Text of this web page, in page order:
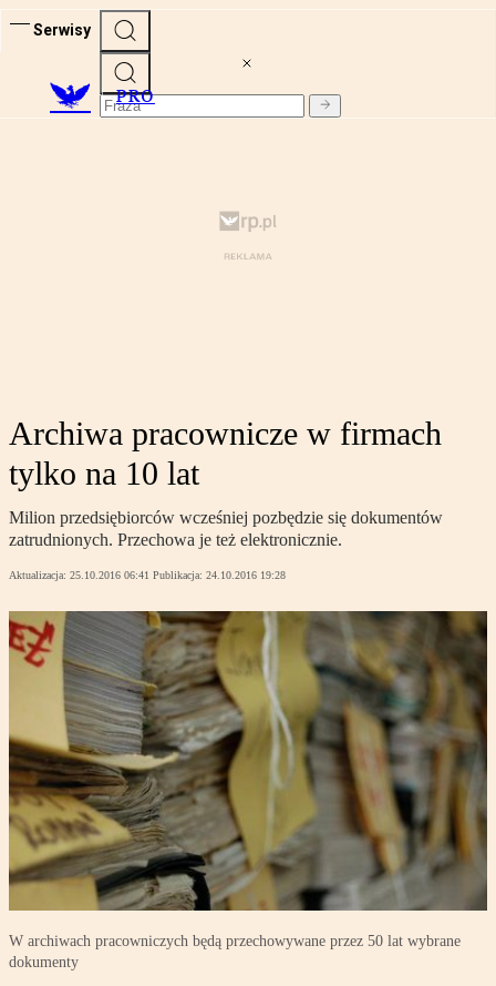
Serwisy
PRO
Archiwa pracownicze w firmach
tylko na 10 lat
Milion przedsiębiorców wcześniej pozbędzie się dokumentów
zatrudnionych. Przechowa je też elektronicznie.
Aktualizacja: 25.10.2016 06:41 Publikacja: 24.10.2016 19:28
W archiwach pracowniczych będą przechowywane przez 50 lat wybrane
dokumenty